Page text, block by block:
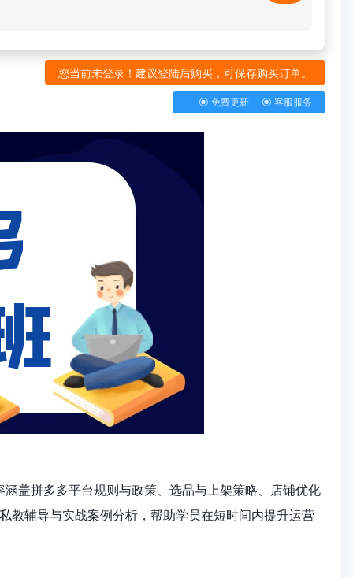
您当前未登录！建议登陆后购买，可保存购买订单。
免费更新 客服服务
盖拼多多平台规则与政策、选品与上架策略、店铺优化
教辅导与实战案例分析，帮助学员在短时间内提升运营